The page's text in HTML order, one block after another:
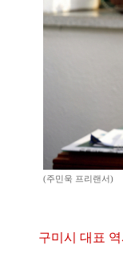
(주민욱 프리랜서)
구미시 대표